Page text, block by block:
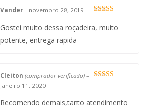
de 5
Vander – novembro 28, 2019
Gostei muito dessa roçadeira, muito
potente, entrega rapida
Cleiton (comprador verificado) –
janeiro 11, 2020
Recomendo demais,tanto atendimento